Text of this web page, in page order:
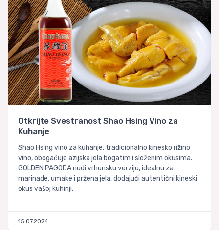
Otkrijte Svestranost Shao Hsing Vino za
Kuhanje
Shao Hsing vino za kuhanje, tradicionalno kinesko rižino
vino, obogaćuje azijska jela bogatim i složenim okusima.
GOLDEN PAGODA nudi vrhunsku verziju, idealnu za
marinade, umake i pržena jela, dodajući autentični kineski
okus vašoj kuhinji.
15.07.2024.